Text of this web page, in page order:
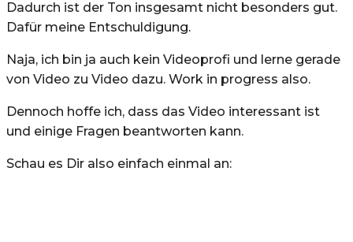
Dadurch ist der Ton insgesamt nicht besonders gut.
Dafür meine Entschuldigung.
Naja, ich bin ja auch kein Videoprofi und lerne gerade
von Video zu Video dazu. Work in progress also.
Dennoch hoffe ich, dass das Video interessant ist
und einige Fragen beantworten kann.
Schau es Dir also einfach einmal an: